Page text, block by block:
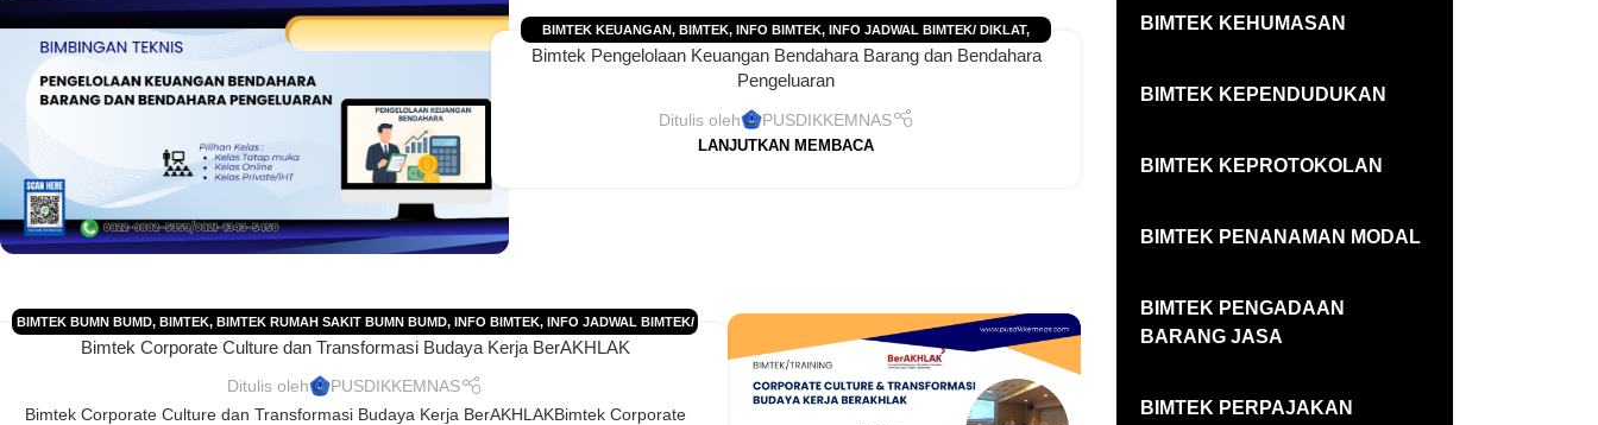
BIMTEK KEUANGAN,BIMTEK,INFO BIMTEK,INFO JADWAL BIMTEK/ DIKLAT,
JADWAL BIMTEK 2025, JADWAL BIMTEK 2026,JADWAL DIKLAT 2025,JADWAL
PELATIHAN 2025,JADWAL PELATIHAN 2026
Bimtek Pengelolaan Keuangan Bendahara Barang dan Bendahara
Pengeluaran
Ditulis oleh PUSDIKKEMNAS
LANJUTKAN MEMBACA
BIMTEK BUMN BUMD, BIMTEK, BIMTEK RUMAH SAKIT BUMN BUMD, INFO BIMTEK, INFO JADWAL BIMTEK/
JADWAL BIMTEK 2025 ,JADWAL BIMTEK 2026,JADWAL DIKLAT 2025,JADWAL PELATIHAN 2025
JADWAL TRAINING 2025 JADWAL TRAINING 2026
TRAINING
Bimtek Corporate Culture dan Transformasi Budaya Kerja BerAKHLAK
Ditulis oleh
PUSDIKKEMNAS
Bimtek Corporate Culture dan Transformasi Budaya Kerja BerAKHLAKBimtek Corporate
BIMTEK KEHUMASAN
BIMTEK KEPENDUDUKAN
BIMTEK KEPROTOKOLAN
BIMTEK PENANAMAN MODAL
BIMTEK PENGADAAN
BARANG JASA
BIMTEK PERPAJAKAN